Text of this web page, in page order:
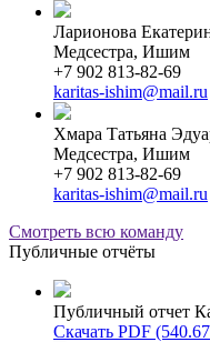
Ларионова
Медсестра, Ишим
+7 902 813-82-69
karitas-ishim@mail.ru
Хмара Татьяна
Медсестра, Ишим
+7 902 813-82-69
karitas-ishim@mail.ru
Смотреть всю команду
Публичные отчёты
Публичный отчет
Скачать PDF